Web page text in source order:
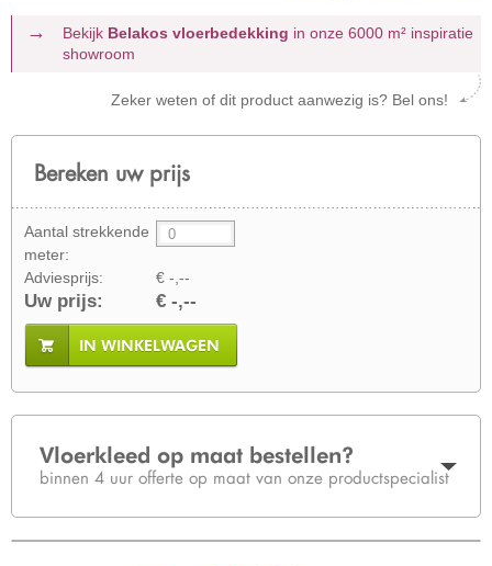
Bekijk Belakos vloerbedekking in onze 6000 m² inspiratie
showroom
Zeker weten of dit product aanwezig is? Bel ons!
Bereken uw prijs
Aantal strekkende
meter:
Adviesprijs:
€ -,--
Uw prijs: € -,--
IN WINKELWAGEN
Vloerkleed op maat bestellen?
binnen 4 uur offerte op maat van onze productspecialist